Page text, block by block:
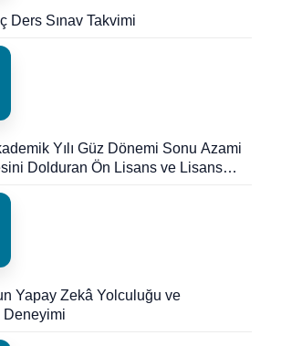
Ders Sınav Takvimi
Yılı Güz Dönemi Sonu Azami
Dolduran Ön Lisans ve Lisans
Yapay Zekâ Yolculuğu ve